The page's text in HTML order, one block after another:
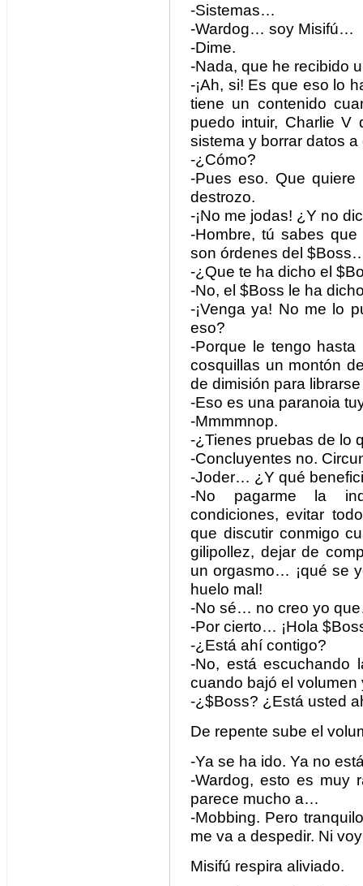
-Sistemas…
-Wardog… soy Misifú…
-Dime.
-Nada, que he recibido
-¡Ah, si! Es que eso lo
tiene un contenido
puedo intuir, Charlie V
sistema y borrar datos
-¿Cómo?
-Pues eso. Que
destrozo.
-¡No me jodas! ¿Y no
-Hombre, tú sabes
son órdenes del
-¿Que te ha dicho el
-No, el $Boss le ha
-¡Venga ya! No me lo
eso?
-Porque le tengo
cosquillas un montón
de dimisión para
-Eso es una paranoia
-Mmmmnop.
-¿Tienes pruebas de lo
-Concluyentes no.
-Joder… ¿Y qué
-No pagarme la
condiciones, evitar
que discutir conmigo
gilipollez, dejar de
un orgasmo… ¡qué se
huelo mal!
-No sé… no creo yo
-Por cierto… ¡Hola
-¿Está ahí contigo?
-No, está escuchando
cuando bajó el volumen
-¿$Boss? ¿Está usted
De repente sube el
-Ya se ha ido. Ya no
-Wardog, esto es muy
parece mucho a…
-Mobbing. Pero
me va a despedir. Ni
Misifú respira aliviado.